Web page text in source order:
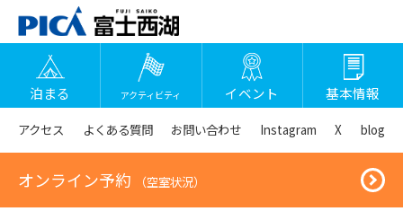
泊まる アクティビティ イベント 基本情報
アクセス よくある質問 お問い合わせ Instagram X blog
オンライン予約 （空室状況）